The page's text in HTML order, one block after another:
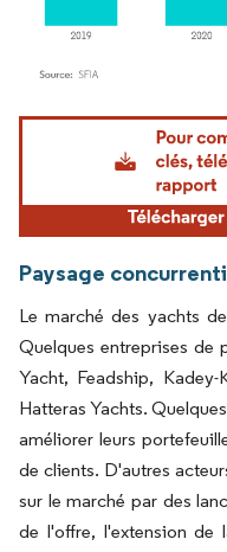
Image © Mordor Intelligence. La
Paysage
Le marché des yachts
Quelques entreprises de
Yacht, Feadship,
Hatteras Yachts.
améliorer leurs
de clients. D'autres
sur le marché par des
de l'offre, l'extension de